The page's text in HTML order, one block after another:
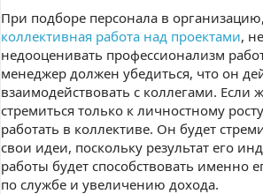
При подборе персонала в
коллективная работа над проектами,
недооценивать профессионализм
менеджер должен убедиться, что он
взаимодействовать с коллегами. Если
стремиться только к личностному
работать в коллективе. Он будет
свои идеи, поскольку результат его
работы будет способствовать именно
по службе и увеличению дохода.